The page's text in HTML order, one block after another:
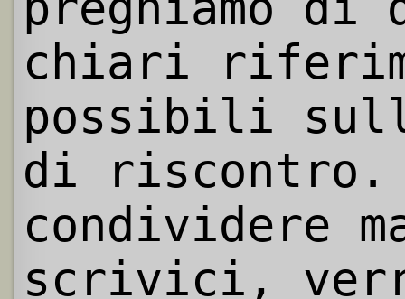
chiari
possibili
di riscontro.
condividere
scrivici,